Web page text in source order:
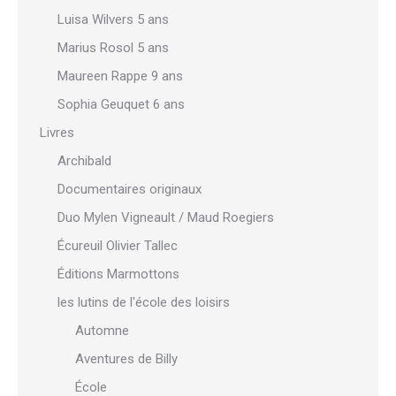
Luisa Wilvers 5 ans
Marius Rosol 5 ans
Maureen Rappe 9 ans
Sophia Geuquet 6 ans
Livres
Archibald
Documentaires originaux
Duo Mylen Vigneault / Maud Roegiers
Écureuil Olivier Tallec
Éditions Marmottons
les lutins de l'école des loisirs
Automne
Aventures de Billy
École